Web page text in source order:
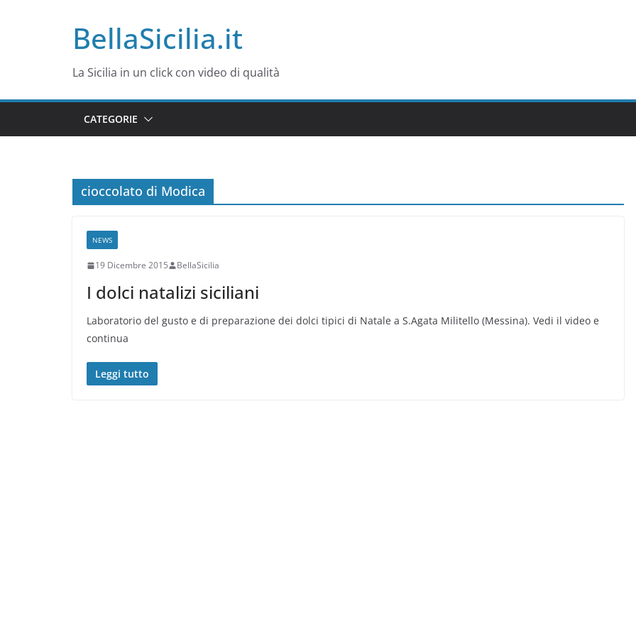
BellaSicilia.it
La Sicilia in un click con video di qualità
CATEGORIE
cioccolato di Modica
NEWS
19 Dicembre 2015 BellaSicilia
I dolci natalizi siciliani
Laboratorio del gusto e di preparazione dei dolci tipici di Natale a S.Agata Militello (Messina). Vedi il video e
continua
Leggi tutto